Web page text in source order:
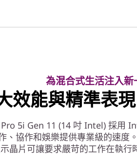
為混合式生活注入新
效能與精準表
5i Gen 11 (14 吋 Intel) 採用
、協作和娛樂提供專業級的速度
晶片可讓要求嚴苛的工作在執行